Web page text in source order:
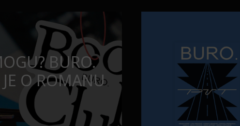
DA
SERIJU?
seriju?
NAJČISTIJA
KOJA